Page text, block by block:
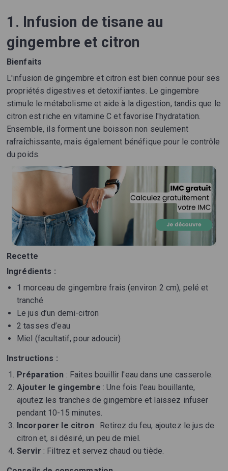
1. Infusion de tisane au
gingembre et citron
Bienfaits
L'infusion de gingembre et citron est bien connue pour ses
propriétés digestives et detoxifiantes. Le gingembre
stimule le métabolisme et aide à la digestion, tandis que le
citron est riche en vitamine C et favorise l'hydratation.
Ensemble, ils forment une boisson non seulement
rafraîchissante, mais également bénéfique pour le contrôle
du poids.
Recette
Ingrédients :
1 morceau de gingembre frais (environ 2 cm), pelé et
tranché
Le jus d’un demi-citron
2 tasses d’eau
Miel (facultatif, pour adoucir)
Instructions :
Préparation : Faites bouillir l'eau dans une casserole.
Ajouter le gingembre : Une fois l'eau bouillante,
ajoutez les tranches de gingembre et laissez infuser
pendant 10-15 minutes.
Incorporer le citron: Retirez du feu, ajoutez le jus de
citron et, si désiré, un peu de miel.
Servir : Filtrez et servez chaud ou tiède.